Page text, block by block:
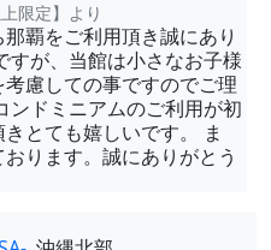
限定】より
覇をご利用頂き誠にあり
すが、当館は小さなお子様
慮しての事ですのでご理
ンドミニアムのご利用が初
とても嬉しいです。 ま
ります。誠にありがとう